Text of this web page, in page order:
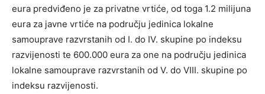
eura predviđeno je za privatne vrtiće, od toga 1.2 milijuna
eura za javne vrtiće na području jedinica lokalne
samouprave razvrstanih od I. do IV. skupine po indeksu
razvijenosti te 600.000 eura za one na području jedinica
lokalne samouprave razvrstanih od V. do VIII. skupine po
indeksu razvijenosti.